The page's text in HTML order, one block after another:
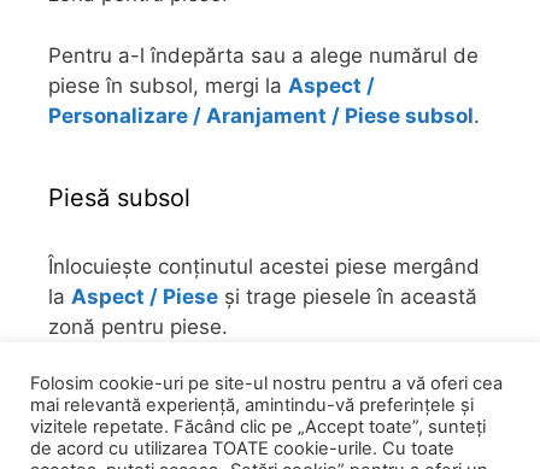
Pentru a-l îndepărta sau a alege numărul de
piese în subsol, mergi la Aspect /
Personalizare / Aranjament / Piese subsol.
Piesă subsol
Înlocuiește conținutul acestei piese mergând
la Aspect / Piese și trage piesele în această
zonă pentru piese.
Pentru a-l îndepărta sau a alege numărul de
piese în subsol, mergi laAspect /
Personalizare / Aranjament / Piese subsol
Folosim cookie-uri pe site-ul nostru pentru a vă oferi cea
mai relevantă experiență, amintindu-vă preferințele și
vizitele repetate. Făcând clic pe „Accept toate”, sunteți
de acord cu utilizarea TOATE cookie-urile. Cu toate